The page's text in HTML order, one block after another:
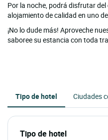
Por la noche, podrá disfrutar
alojamiento de calidad en uno
¡No lo dude más! Aproveche
saboree su estancia con toda
Tipo de hotel Ciudades
Tipo de hotel